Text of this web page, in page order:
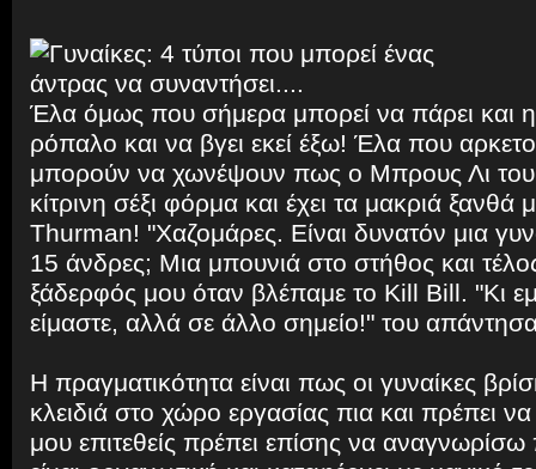
Έλα όμως που σήμερα μπορεί να πάρει και η
ρόπαλο και να βγει εκεί έξω! Έλα που
μπορούν να χωνέψουν πως ο Μπρους Λι
κίτρινη σέξι φόρμα και έχει τα μακριά ξανθά
Thurman! "Χαζομάρες. Είναι δυνατόν μια
15 άνδρες; Μια μπουνιά στο στήθος και
ξάδερφός μου όταν βλέπαμε το Kill Bill. "Κι
είμαστε, αλλά σε άλλο σημείο!" του
Η πραγματικότητα είναι πως οι γυναίκες
κλειδιά στο χώρο εργασίας πια και πρέπει
μου επιτεθείς πρέπει επίσης να